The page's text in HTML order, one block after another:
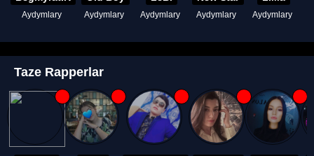
Aydymlary Aydymlary Aydymlary Aydymlary Aydymlary
Taze Rapperlar